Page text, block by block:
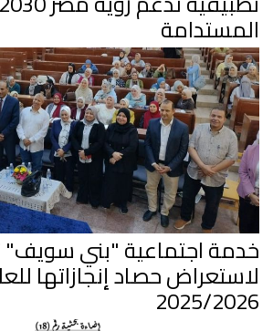
المستدامة
خدمة اجتماعية "بني سويف"
لاستعراض حصاد إنجازاتها
2025/2026